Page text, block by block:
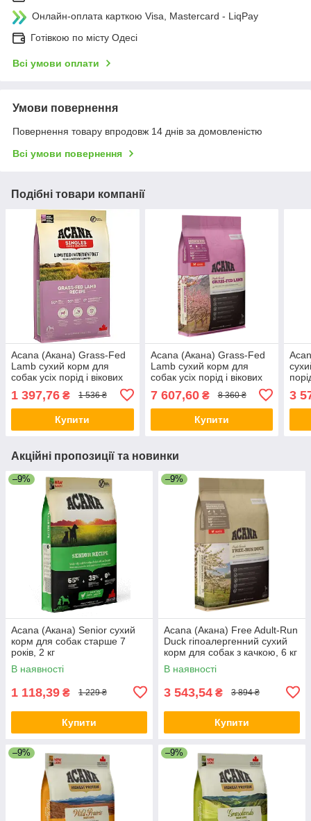
Онлайн-оплата карткою Visa, Mastercard - LiqPay
Готівкою по місту Одесі
Всі умови оплати
Умови повернення
Повернення товару впродовж 14 днів за домовленістю
Всі умови повернення
Подібні товари компанії
Acana (Акана) Grass-Fed
Lamb сухий корм для
собак усіх порід і вікових
1 397,76 ₴ 1 536 ₴
Купити
Acana (Акана) Grass-Fed
Lamb сухий корм для
собак усіх порід і вікових
7 607,60₴ 8 360 ₴
Купити
3
Акційні пропозиції та новинки
–9%
Acana (Акана) Senior сухий
корм для собак старше 7
років, 2 кг
В наявності
1 118,39 ₴ 1 229 ₴
Купити
–9%
Acana (Акана) Free Adult-Run
Duck гіпоалергенний сухий
корм для собак з качкою, 6 кг
В наявності
3 543,54 ₴ 3 894 ₴
Купити
–9% –9%